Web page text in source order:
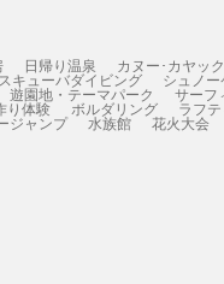
日帰り温泉 カヌー･カヤック
キューバダイビング シュノ
遊園地・テーマパーク サーフ
り体験 ボルダリング ラフ
ジャンプ 水族館 花火大会